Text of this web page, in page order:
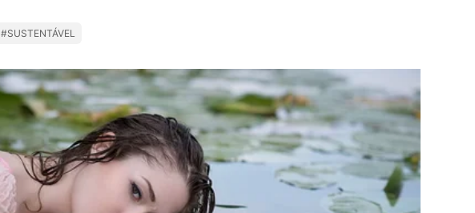
#SUSTENTÁVEL